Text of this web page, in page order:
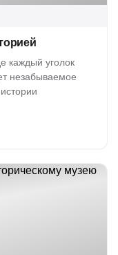
каждый уголок
незабываемое